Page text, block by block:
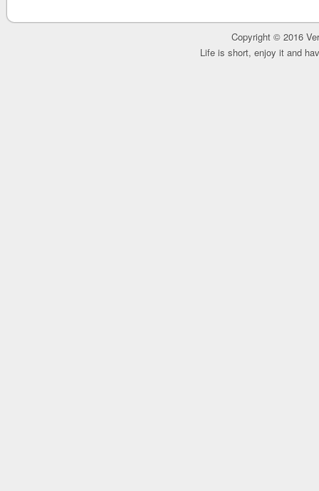
Copyright © 2016
Life is short, enjoy it and